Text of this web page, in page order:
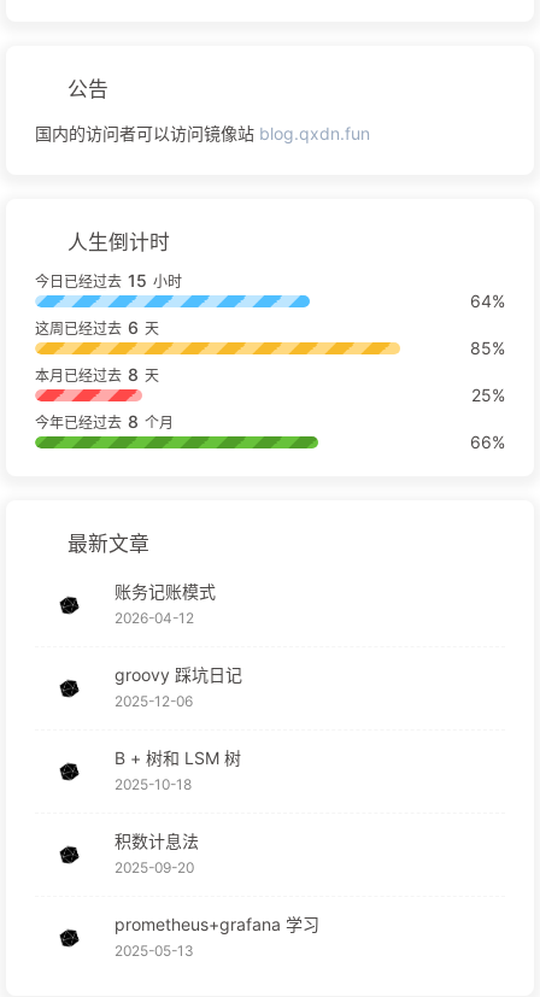
公告
国内的访问者可以访问镜像站 blog.qxdn.fun
人生倒计时
今日已经过去 15 小时
64%
这周已经过去 6 天
85%
本月已经过去 8 天
25%
今年已经过去 8 个月
66%
最新文章
账务记账模式
2026-04-12
groovy 踩坑日记
2025-12-06
B + 树和 LSM 树
2025-10-18
积数计息法
2025-09-20
prometheus+grafana 学习
2025-05-13